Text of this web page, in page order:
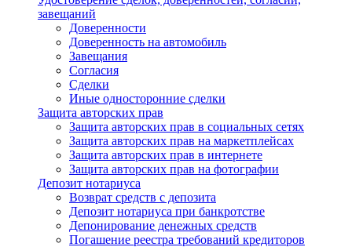
завещаний
Доверенности
Доверенность на автомобиль
Завещания
Согласия
Сделки
Иные односторонние сделки
Защита авторских прав
Защита авторских прав в социальных сетях
Защита авторских прав на маркетплейсах
Защита авторских прав в интернете
Защита авторских прав на фотографии
Депозит нотариуса
Возврат средств с депозита
Депозит нотариуса при банкротстве
Депонирование денежных средств
Погашение реестра требований кредиторов